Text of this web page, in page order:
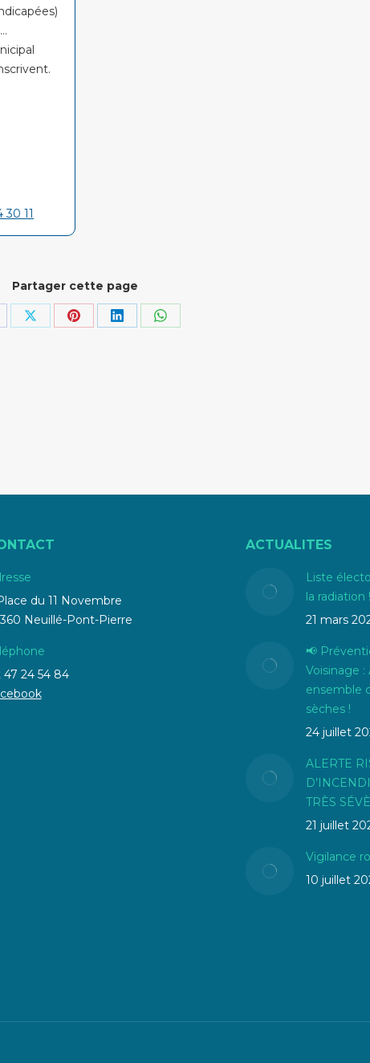
30 11
Partager cette page
PartagerPartagerPartagerPartager
du 11 Novembre
Neuillé-Pont-Pierre
47 24 54 84
ACTUALITES
Liste
la radiation !
21 mars
📢
Voisinage :
ensemble
sèches !
24 juillet
ALERTE
TRÈS
21 juillet
Vigilance
10 juillet